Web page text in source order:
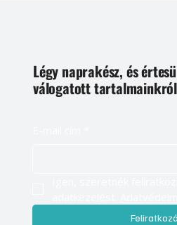
Légy naprakész, és
válogatott tartalmainkról